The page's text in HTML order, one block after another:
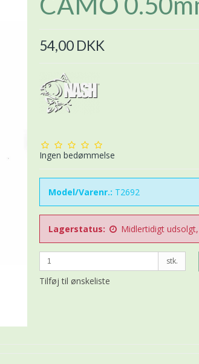
54,00 DKK
Ingen bedømmelse
Model/Varenr.: T2692
Lagerstatus: Midlertidigt
stk.
Tilføj til ønskeliste